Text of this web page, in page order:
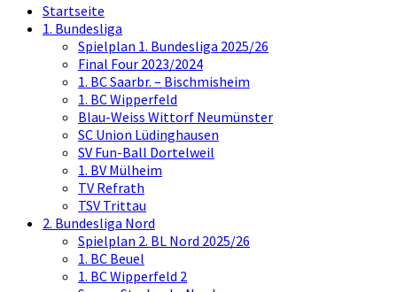
Startseite
1. Bundesliga
Spielplan 1. Bundesliga 2025/26
Final Four 2023/2024
1. BC Saarbr. – Bischmisheim
1. BC Wipperfeld
Blau-Weiss Wittorf Neumünster
SC Union Lüdinghausen
SV Fun-Ball Dortelweil
1. BV Mülheim
TV Refrath
TSV Trittau
2. Bundesliga Nord
Spielplan 2. BL Nord 2025/26
1. BC Beuel
1. BC Wipperfeld 2